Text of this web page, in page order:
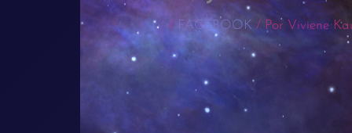
/ FACEBOOK / Por Viviene